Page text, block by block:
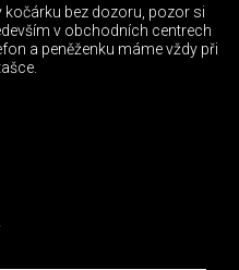
kočárku bez dozoru, pozor si
v obchodních centrech
a peněženku máme vždy při